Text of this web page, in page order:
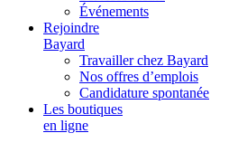
Événements
Rejoindre
Bayard
Travailler chez Bayard
Nos offres d’emplois
Candidature spontanée
Les boutiques
en ligne